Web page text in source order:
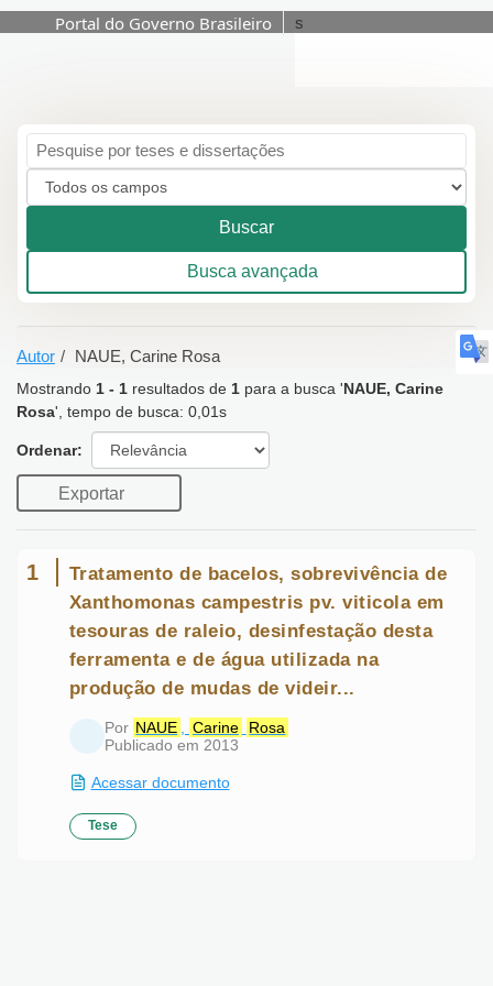
Portal do Governo Brasileiro s
Mostrando
Buscar
Busca avançada
Autor NAUE, Carine Rosa
Mostrando1 - 1 resultados de1para a busca 'NAUE, Carine
Rosa', tempo de busca: 0,01s
Ordenar:
Exportar
1
Tratamento de bacelos, sobrevivência
de Xanthomonas campestris pv. viticola
em tesouras de raleio, desinfestação
desta ferramenta e de água utilizada
na produção de mudas de videir...
Por NAUE , Carine Rosa
Publicado em 2013
Acessar documento
Tese